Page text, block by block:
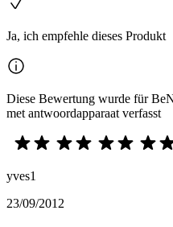
Ja, ich empfehle dieses Produkt
Diese Bewertung wurde für
met antwoordapparaat verfasst
yves1
23/09/2012